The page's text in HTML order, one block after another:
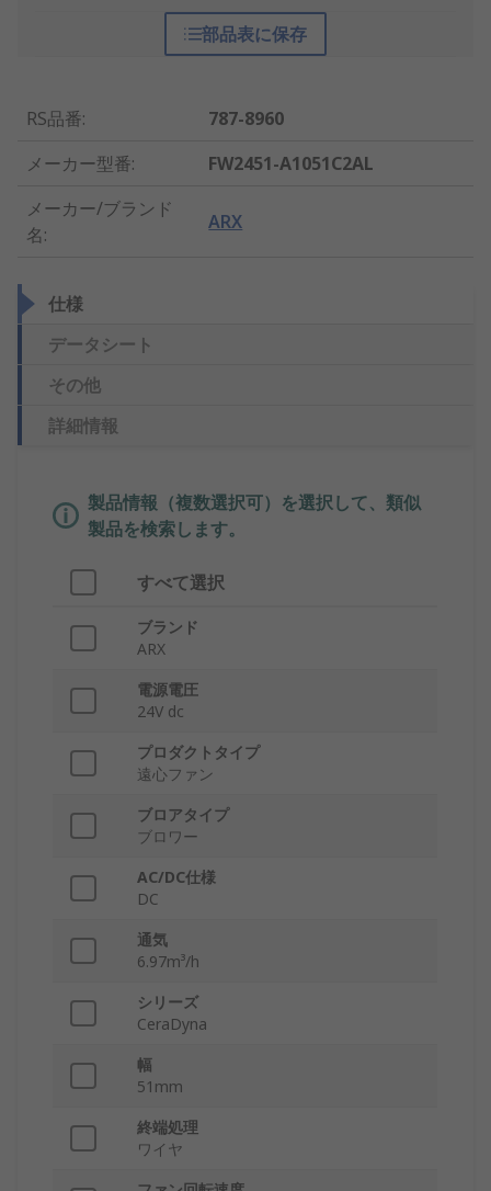
部品表に保存
RS品番:
787-8960
メーカー型番:
FW2451-A1051C2AL
メーカー/ブランド
名:
ARX
仕様
データシート
その他
詳細情報
製品情報（複数選択可）を選択して、類似
製品を検索します。
すべて選択
ブランド
ARX
電源電圧
24V dc
プロダクトタイプ
遠心ファン
ブロアタイプ
ブロワー
AC/DC仕様
DC
通気
6.97m³/h
シリーズ
CeraDyna
幅
51mm
終端処理
ワイヤ